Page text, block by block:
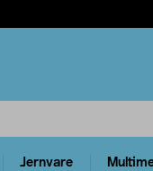
Jernvare